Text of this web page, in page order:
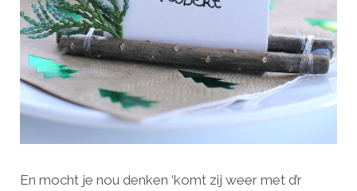
En mocht je nou denken ‘komt zij weer met d’r